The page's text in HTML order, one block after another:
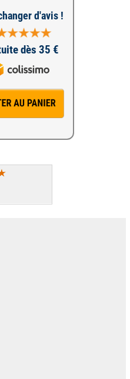
d'avis !
dès 35 €